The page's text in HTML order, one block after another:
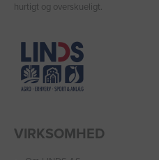
hurtigt og overskueligt.
VIRKSOMHED